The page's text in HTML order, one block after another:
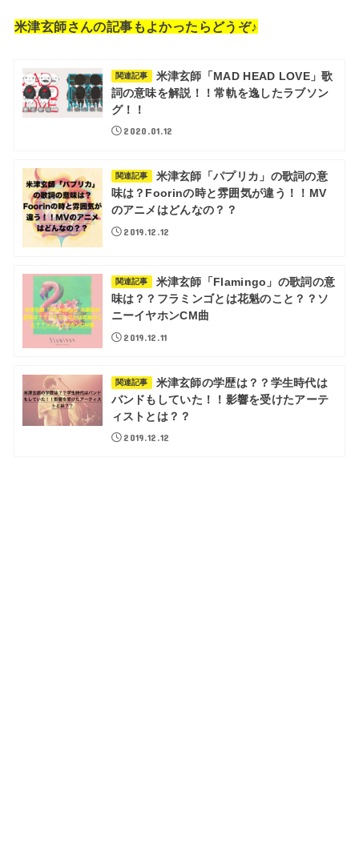
米津玄師さんの記事もよかったらどうぞ♪
関連記事
米津玄師「MAD HEAD LOVE」歌
詞の意味を解説！！常軌を逸したラブソン
グ！！
2020.01.12
関連記事
米津玄師「パプリカ」の歌詞の意
味は？Foorinの時と雰囲気が違う！！MV
のアニメはどんなの？？
2019.12.12
関連記事
米津玄師「Flamingo」の歌詞の意
味は？？フラミンゴとは花魁のこと？？ソ
ニーイヤホンCM曲
2019.12.11
関連記事
米津玄師の学歴は？？学生時代は
バンドもしていた！！影響を受けたアーテ
ィストとは？？
2019.12.12